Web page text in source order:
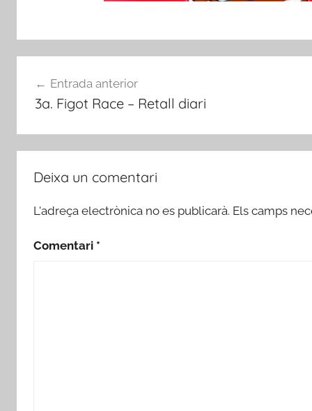
d'entrades
Entrada anterior
3a. Figot Race – Retall diari
Deixa un comentari
L'adreça electrònica no es publicarà. Els camps
Comentari *